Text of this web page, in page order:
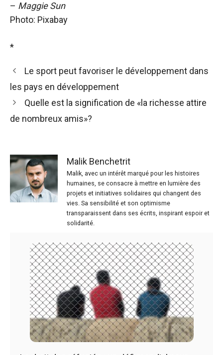
– Maggie Sun
Photo: Pixabay
*
Le sport peut favoriser le développement dans
les pays en développement
Quelle est la signification de «la richesse attire
de nombreux amis»?
Malik Benchetrit
Malik, avec un intérêt marqué pour les histoires
humaines, se consacre à mettre en lumière des
projets et initiatives solidaires qui changent des
vies. Sa sensibilité et son optimisme
transparaissent dans ses écrits, inspirant espoir et
solidarité.